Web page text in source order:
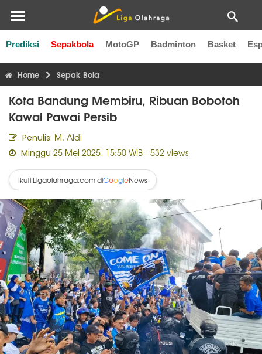
Prediksi Sepakbola MotoGP Badminton Basket
Liga Inggris Liga Italia Liga Spanyol Liga Perancis
Home Sepak Bola
Kota Bandung Membiru, Ribuan Bobotoh
Kawal Pawai Persib
Penulis: M. Aldi
Minggu 25 Mei 2025, 15:50 WIB - 532 views
Ikuti Ligaolahraga.com diGoogleNews